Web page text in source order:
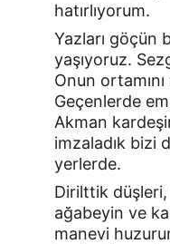
hatırlıyorum.
Yazları göçün
yaşıyoruz.
Onun
Geçenlerde
Akman
imzaladık bizi
yerlerde.
Dirilttik düşleri,
ağabeyin ve
manevi